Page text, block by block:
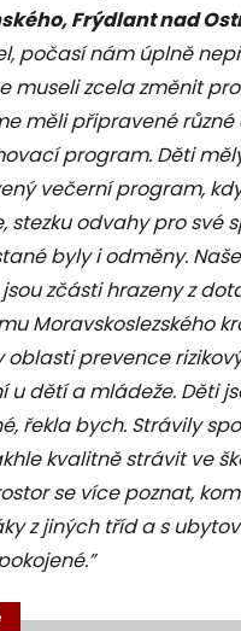
Frýdlant nad
počasí nám úplně
museli zcela změnit
měli připravené různé
program. Děti
večerní program,
stezku odvahy pro své
byly i odměny.
zčásti hrazeny z
Moravskoslezského
oblasti prevence
u dětí a mládeže. Děti
řekla bych. Strávily
kvalitně strávit ve
se více poznat,
z jiných tříd a s